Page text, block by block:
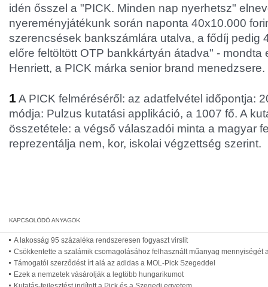
idén ősszel a "PICK. Minden nap nyerhetsz"
nyereményjátékunk során naponta 40x10.000
szerencsések bankszámlára utalva, a fődíj pedig
előre feltöltött OTP bankkártyán átadva" - mondta
Henriett, a PICK márka senior brand menedzsere.
1 A PICK felméréséről: az adatfelvétel időpontja:
módja: Pulzus kutatási applikáció, a 1007 fő. A
összetétele: a végső válaszadói minta a magyar
reprezentálja nem, kor, iskolai végzettség szerint.
A lakosság 95 százaléka rendszeresen fogyaszt virslit
Csökkentette a szalámik csomagolásához felhasznált műanyag mennyiségét
Támogatói szerződést írt alá az adidas a MOL-Pick Szegeddel
Ezek a nemzetek vásárolják a legtöbb hungarikumot